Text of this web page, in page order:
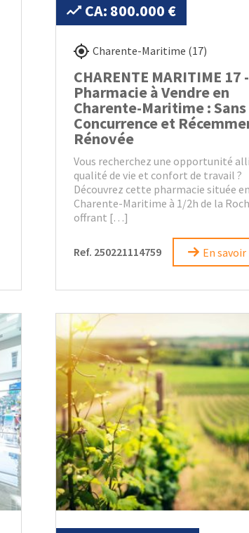
CA: 800.000 €
Charente-Maritime (17)
CHARENTE MARITIME 17 -
Pharmacie à Vendre en
Charente-Maritime : Sans
Concurrence et
Rénovée
Vous recherchez une opportunité
qualité de vie et confort de travail ?
Découvrez cette pharmacie située en
Charente-Maritime à 1/2h de la
offrant […]
Ref. 250221114759 En savoir